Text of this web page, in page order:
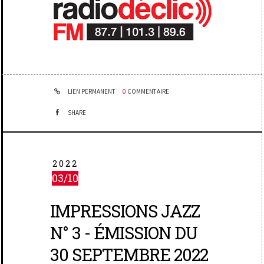
LIEN PERMANENT 0 COMMENTAIRE
SHARE
2022
03/10
IMPRESSIONS JAZZ
N° 3 - ÉMISSION DU
30 SEPTEMBRE 2022